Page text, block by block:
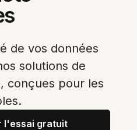
de vos données
solutions de
conçues pour les
l'essai gratuit